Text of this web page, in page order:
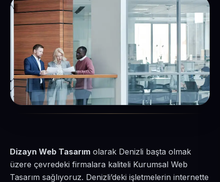
Dizayn Web Tasarım olarak Denizli başta olmak
üzere çevredeki firmalara kaliteli Kurumsal Web
Tasarım sağlıyoruz. Denizli’deki işletmelerin internette